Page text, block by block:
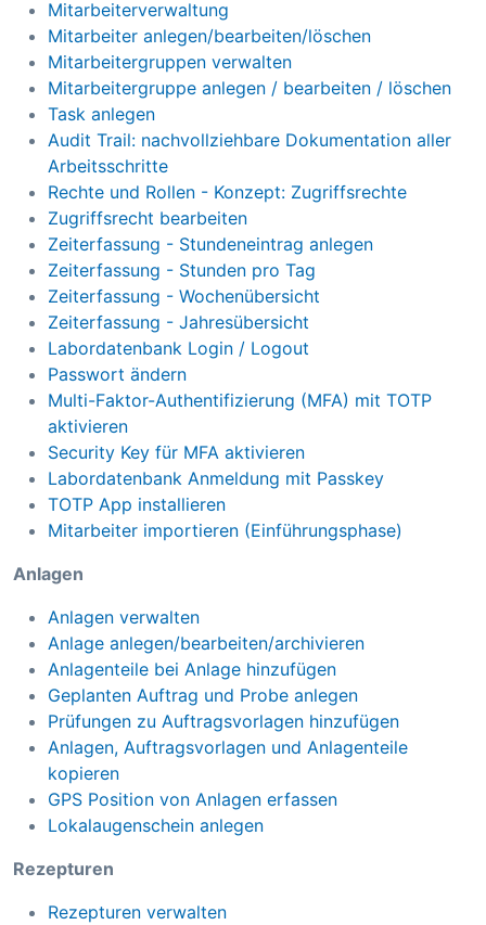
Mitarbeiterverwaltung
Mitarbeiter anlegen/bearbeiten/löschen
Mitarbeitergruppen verwalten
Mitarbeitergruppe anlegen / bearbeiten / löschen
Task anlegen
Audit Trail: nachvollziehbare Dokumentation aller
Arbeitsschritte
Rechte und Rollen - Konzept: Zugriffsrechte
Zugriffsrecht bearbeiten
Zeiterfassung - Stundeneintrag anlegen
Zeiterfassung - Stunden pro Tag
Zeiterfassung - Wochenübersicht
Zeiterfassung - Jahresübersicht
Labordatenbank Login / Logout
Passwort ändern
Multi-Faktor-Authentifizierung (MFA) mit TOTP
aktivieren
Security Key für MFA aktivieren
Labordatenbank Anmeldung mit Passkey
TOTP App installieren
Mitarbeiter importieren (Einführungsphase)
Anlagen
Anlagen verwalten
Anlage anlegen/bearbeiten/archivieren
Anlagenteile bei Anlage hinzufügen
Geplanten Auftrag und Probe anlegen
Prüfungen zu Auftragsvorlagen hinzufügen
Anlagen, Auftragsvorlagen und Anlagenteile
kopieren
GPS Position von Anlagen erfassen
Lokalaugenschein anlegen
Rezepturen
Rezepturen verwalten